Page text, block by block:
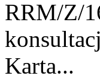
RRM/Z/
Karta...